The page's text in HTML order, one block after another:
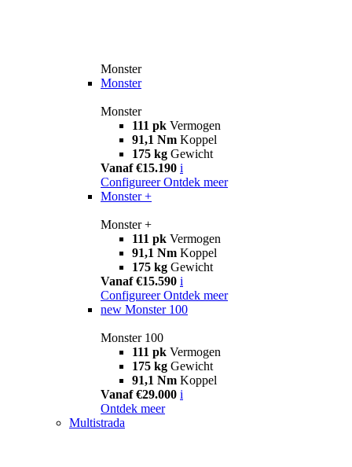
Monster
Monster
Monster
111 pk Vermogen
91,1 Nm Koppel
175 kg Gewicht
Vanaf €15.190 i
Configureer Ontdek meer
Monster +
Monster +
111 pk Vermogen
91,1 Nm Koppel
175 kg Gewicht
Vanaf €15.590 i
Configureer Ontdek meer
new Monster 100
Monster 100
111 pk Vermogen
175 kg Gewicht
91,1 Nm Koppel
Vanaf €29.000 i
Ontdek meer
Multistrada